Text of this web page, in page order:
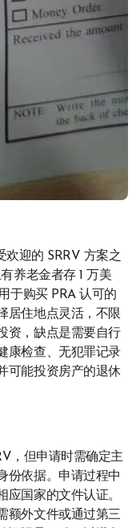
欢迎的 SRRV 方案之
养老金者存 1 万美
于购买 PRA 认可的
居住地点灵活，不限
资，缺点是需要自行
康检查、无犯罪记录
可能投资房产的退休
，但申请时需确定主
份依据。申请过程中
应国家的文件认证。
额外文件或通过第三